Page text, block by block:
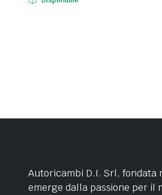
Autoricambi D.I. Srl, fondata
emerge dalla passione per il